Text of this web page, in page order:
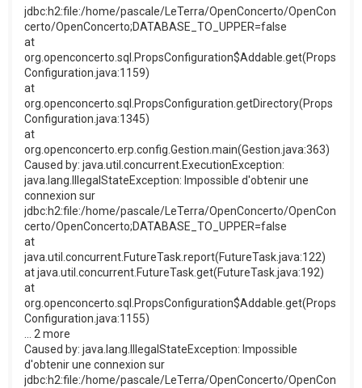
jdbc:h2:file:/home/pascale/LeTerra/OpenConcerto/OpenCon
certo/OpenConcerto;DATABASE_TO_UPPER=false
at
org.openconcerto.sql.PropsConfiguration$Addable.get(Props
Configuration.java:1159)
at
org.openconcerto.sql.PropsConfiguration.getDirectory(Props
Configuration.java:1345)
at
org.openconcerto.erp.config.Gestion.main(Gestion.java:363)
Caused by: java.util.concurrent.ExecutionException:
java.lang.IllegalStateException: Impossible d'obtenir une
connexion sur
jdbc:h2:file:/home/pascale/LeTerra/OpenConcerto/OpenCon
certo/OpenConcerto;DATABASE_TO_UPPER=false
at
java.util.concurrent.FutureTask.report(FutureTask.java:122)
at java.util.concurrent.FutureTask.get(FutureTask.java:192)
at
org.openconcerto.sql.PropsConfiguration$Addable.get(Props
Configuration.java:1155)
... 2 more
Caused by: java.lang.IllegalStateException: Impossible
d'obtenir une connexion sur
jdbc:h2:file:/home/pascale/LeTerra/OpenConcerto/OpenCon